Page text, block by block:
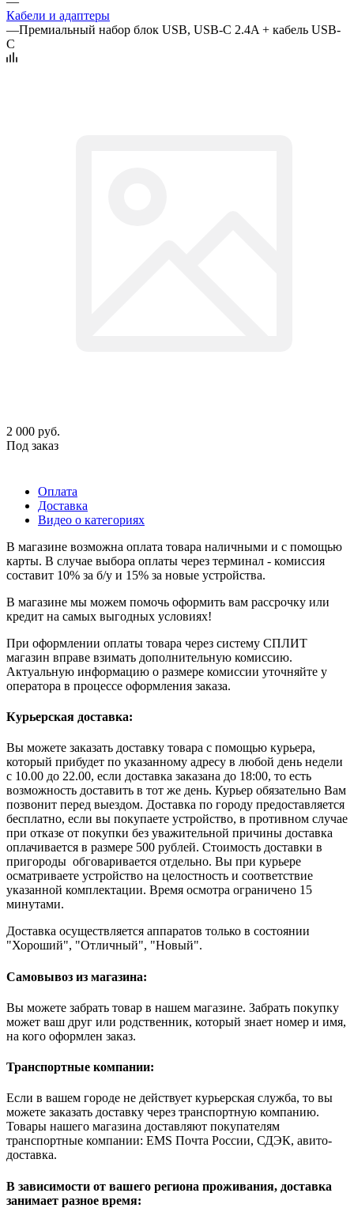
Кабели и адаптеры
—Премиальный набор блок USB, USB-C 2.4A + кабель USB-
C
2 000 руб.
Под заказ
Оплата
Доставка
Видео о категориях
В магазине возможна оплата товара наличными и с помощью
карты. В случае выбора оплаты через терминал - комиссия
составит 10% за б/у и 15% за новые устройства.
В магазине мы можем помочь оформить вам рассрочку или
кредит на самых выгодных условиях!
При оформлении оплаты товара через систему СПЛИТ
магазин вправе взимать дополнительную комиссию.
Актуальную информацию о размере комиссии уточняйте у
оператора в процессе оформления заказа.
Курьерская доставка:
Вы можете заказать доставку товара с помощью курьера,
который прибудет по указанному адресу в любой день недели
с 10.00 до 22.00, если доставка заказана до 18:00, то есть
возможность доставить в тот же день. Курьер обязательно Вам
позвонит перед выездом. Доставка по городу предоставляется
бесплатно, если вы покупаете устройство, в противном случае
при отказе от покупки без уважительной причины доставка
оплачивается в размере 500 рублей. Стоимость доставки в
пригороды обговаривается отдельно. Вы при курьере
осматриваете устройство на целостность и соответствие
указанной комплектации. Время осмотра ограничено 15
минутами.
Доставка осуществляется аппаратов только в состоянии
"Хороший", "Отличный", "Новый".
Самовывоз из магазина:
Вы можете забрать товар в нашем магазине. Забрать покупку
может ваш друг или родственник, который знает номер и имя,
на кого оформлен заказ.
Транспортные компании:
Если в вашем городе не действует курьерская служба, то вы
можете заказать доставку через транспортную компанию.
Товары нашего магазина доставляют покупателям
транспортные компании: EMS Почта России, СДЭК, авито-
доставка.
В зависимости от вашего региона проживания, доставка
занимает разное время: